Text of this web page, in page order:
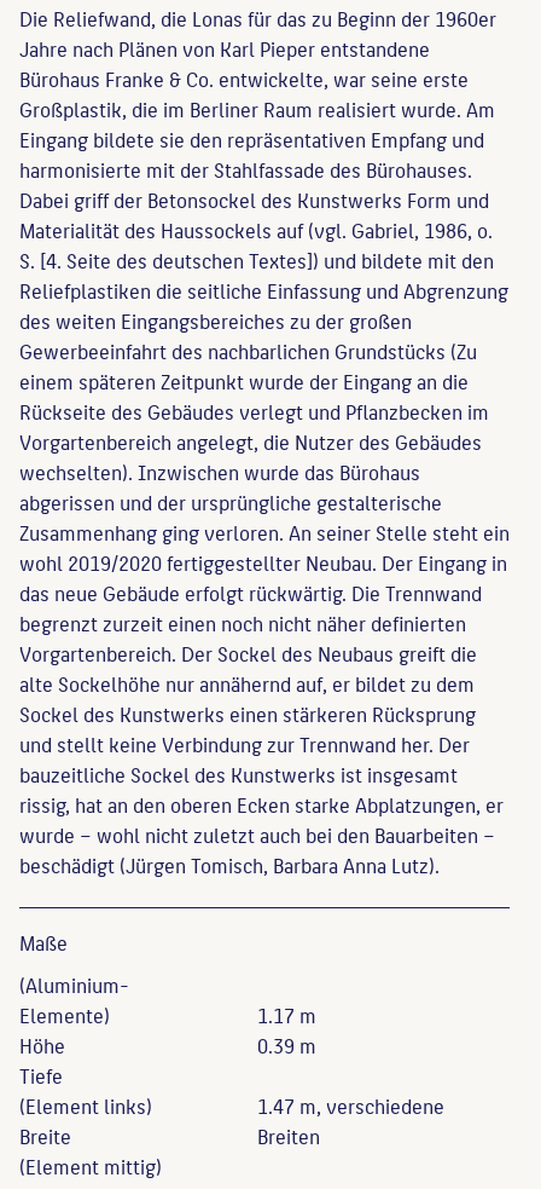
Die Reliefwand, die Lonas für das zu Beginn der 1960er
Jahre nach Plänen von Karl Pieper entstandene
Bürohaus Franke & Co. entwickelte, war seine erste
Großplastik, die im Berliner Raum realisiert wurde. Am
Eingang bildete sie den repräsentativen Empfang und
harmonisierte mit der Stahlfassade des Bürohauses.
Dabei griff der Betonsockel des Kunstwerks Form und
Materialität des Haussockels auf (vgl. Gabriel, 1986, o.
S. [4. Seite des deutschen Textes]) und bildete mit den
Reliefplastiken die seitliche Einfassung und Abgrenzung
des weiten Eingangsbereiches zu der großen
Gewerbeeinfahrt des nachbarlichen Grundstücks (Zu
einem späteren Zeitpunkt wurde der Eingang an die
Rückseite des Gebäudes verlegt und Pflanzbecken im
Vorgartenbereich angelegt, die Nutzer des Gebäudes
wechselten). Inzwischen wurde das Bürohaus
abgerissen und der ursprüngliche gestalterische
Zusammenhang ging verloren. An seiner Stelle steht ein
wohl 2019/2020 fertiggestellter Neubau. Der Eingang in
das neue Gebäude erfolgt rückwärtig. Die Trennwand
begrenzt zurzeit einen noch nicht näher definierten
Vorgartenbereich. Der Sockel des Neubaus greift die
alte Sockelhöhe nur annähernd auf, er bildet zu dem
Sockel des Kunstwerks einen stärkeren Rücksprung
und stellt keine Verbindung zur Trennwand her. Der
bauzeitliche Sockel des Kunstwerks ist insgesamt
rissig, hat an den oberen Ecken starke Abplatzungen, er
wurde – wohl nicht zuletzt auch bei den Bauarbeiten –
beschädigt (Jürgen Tomisch, Barbara Anna Lutz).
Maße
(Aluminium-
Elemente)
Höhe
Tiefe
(Element links)
Breite
(Element mittig)
1.17 m
0.39 m
1.47 m, verschiedene
Breiten